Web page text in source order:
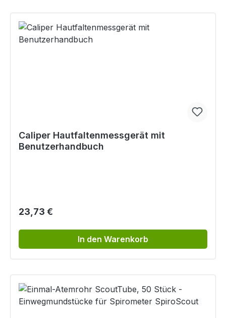
Caliper Hautfaltenmessgerät mit
Benutzerhandbuch
Regulärer Preis:
23,73 €
In den Warenkorb